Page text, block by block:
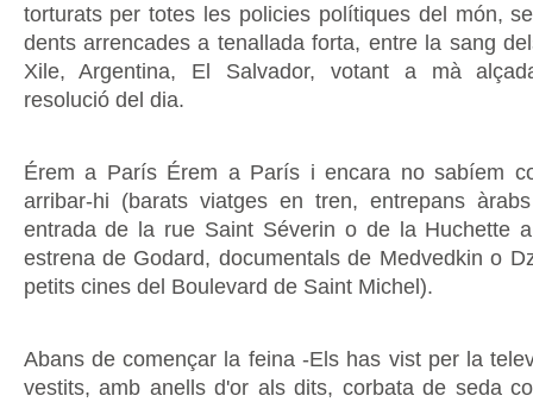
torturats per totes les policies polítiques del món,
dents arrencades a tenallada forta, entre la sang
Xile, Argentina, El Salvador, votant a mà
resolució del dia.
Érem a París Érem a París i encara no sabíem
arribar-hi (barats viatges en tren, entrepans
entrada de la rue Saint Séverin o de la Huchette
estrena de Godard, documentals de Medvedkin o
petits cines del Boulevard de Saint Michel).
Abans de començar la feina -Els has vist per la
vestits, amb anells d'or als dits, corbata de seda